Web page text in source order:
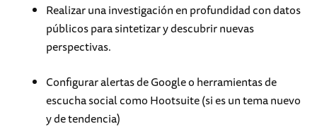
Realizar una investigación en profundidad con datos
públicos para sintetizar y descubrir nuevas
perspectivas.
Configurar alertas de Google o herramientas de
escucha social como Hootsuite (si es un tema nuevo
y de tendencia)